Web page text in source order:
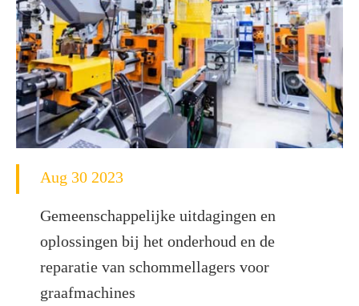
Aug 30 2023
Gemeenschappelijke uitdagingen en
oplossingen bij het onderhoud en de
reparatie van schommellagers voor
graafmachines